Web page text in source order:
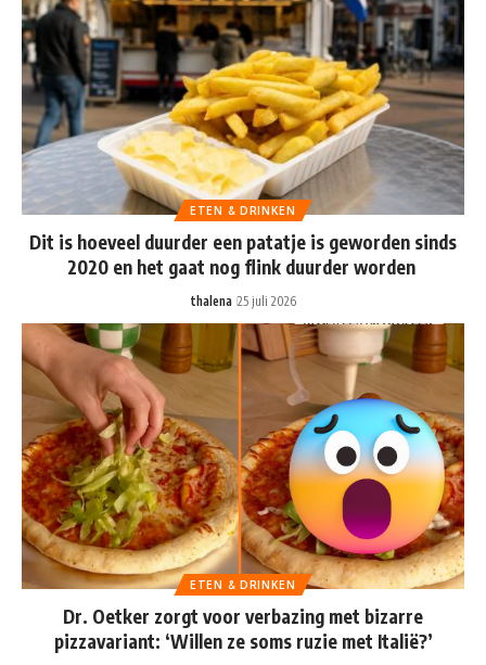
ETEN & DRINKEN
Dit is hoeveel duurder een patatje is geworden sinds
2020 en het gaat nog flink duurder worden
thalena 25 juli 2026
ETEN & DRINKEN
Dr. Oetker zorgt voor verbazing met bizarre
pizzavariant: ‘Willen ze soms ruzie met Italië?’